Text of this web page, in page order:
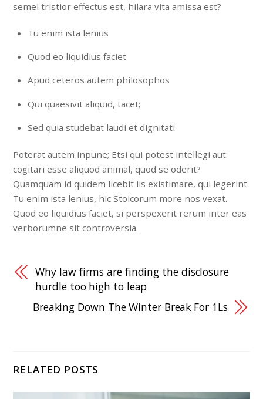
semel tristior effectus est, hilara vita amissa est?
Tu enim ista lenius
Quod eo liquidius faciet
Apud ceteros autem philosophos
Qui quaesivit aliquid, tacet;
Sed quia studebat laudi et dignitati
Poterat autem inpune; Etsi qui potest intellegi aut
cogitari esse aliquod animal, quod se oderit?
Quamquam id quidem licebit iis existimare, qui legerint.
Tu enim ista lenius, hic Stoicorum more nos vexat.
Quod eo liquidius faciet, si perspexerit rerum inter eas
verborumne sit controversia.
Why law firms are finding the disclosure
hurdle too high to leap
Breaking Down The Winter Break For 1Ls
RELATED POSTS